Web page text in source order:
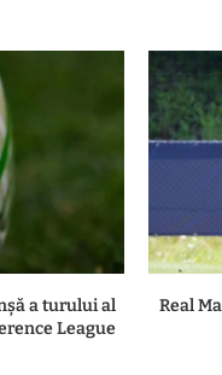
a turului al
League
Real